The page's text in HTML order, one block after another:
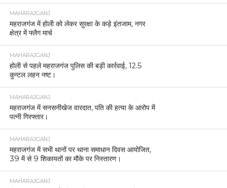
MAHARAJGANJ
महराजगंज में होली को लेकर सुरक्षा के कड़े इंतजाम, नगर
क्षेत्र में फ्लैग मार्च
MAHARAJGANJ
होली से पहले महराजगंज पुलिस की बड़ी कार्रवाई, 12.5
कुन्टल लहन नष्ट।
MAHARAJGANJ
महराजगंज में सनसनीखेज वारदात, पति की हत्या के आरोप में
पत्नी गिरफ्तार।
MAHARAJGANJ
महराजगंज में सभी थानों पर थाना समाधान दिवस आयोजित,
39 में से 9 शिकायतों का मौके पर निस्तारण।
MAHARAJGANJ